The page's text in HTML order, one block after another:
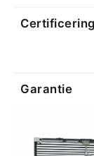
Garantie